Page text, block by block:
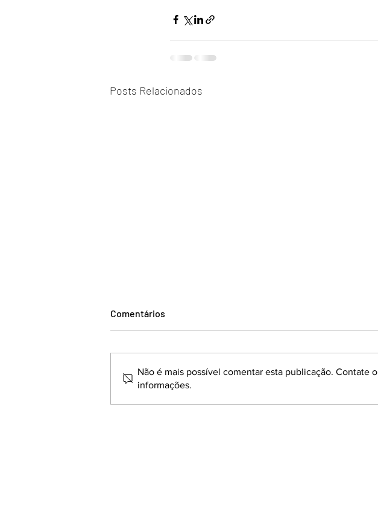
Posts Relacionados
CONSTRUÇÃO CIVIL
AZONASUL
Comentários
Não é mais possível comentar esta publicação. Contate
informações.